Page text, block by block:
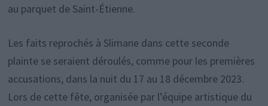
au parquet de Saint-Étienne.
Les faits reprochés à Slimane dans cette seconde
plainte se seraient déroulés, comme pour les premières
accusations, dans la nuit du 17 au 18 décembre 2023.
Lors de cette fête, organisée par l’équipe artistique du